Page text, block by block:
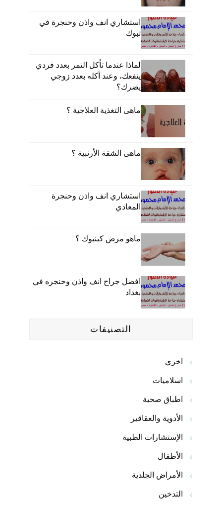
استشاري انف واذن وحنجرة في
تبوك
لماذا عندما تأكل التمر بعدد فردي
ينفعك، وعند أكله بعدد زوجي
يضرك؟
ماهى التغذية العلاجية ؟
ماهى الشفة الأرنبية ؟
استشاري انف واذن وحنجرة
المعادي
ماهو مرض كينبوك ؟
افضل جراح انف واذن وحنجره في
بغداد
التصنيفات
اخري
اسلاميات
اطباق صحية
الأدوية والعقاقير
الإستشارات الطبية
الأطفال
الأمراض الجلدية
التدخين